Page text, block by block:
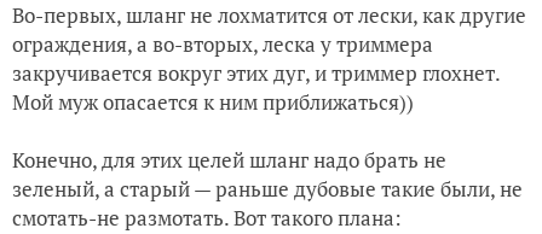
Во-первых, шланг не лохматится от лески, как другие
ограждения, а во-вторых, леска у триммера
закручивается вокруг этих дуг, и триммер глохнет.
Мой муж опасается к ним приближаться))
Конечно, для этих целей шланг надо брать не
зеленый, а старый — раньше дубовые такие были, не
смотать-не размотать. Вот такого плана: